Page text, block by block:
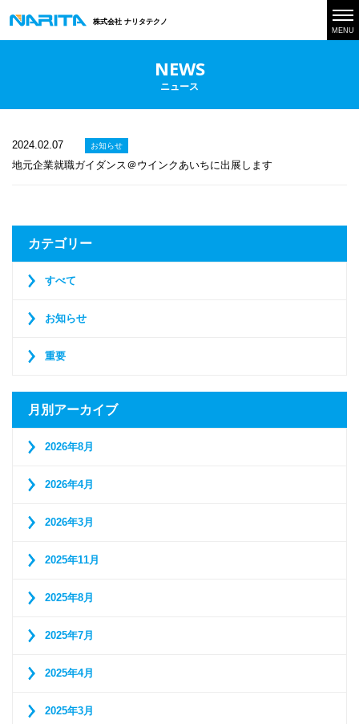
株式会社 ナリタテクノ
MENU
NEWS
ニュース
2024.02.07 お知らせ
地元企業就職ガイダンス＠ウインクあいちに出展します
カテゴリー
すべて
お知らせ
重要
月別アーカイブ
2026年8月
2026年4月
2026年3月
2025年11月
2025年8月
2025年7月
2025年4月
2025年3月